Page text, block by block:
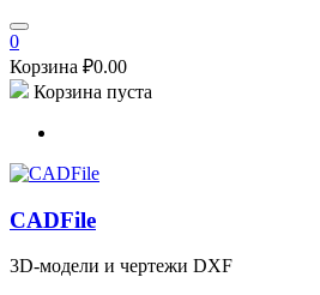
0
Корзина ₽0.00
Корзина пуста
CADFile
3D-модели и чертежи DXF